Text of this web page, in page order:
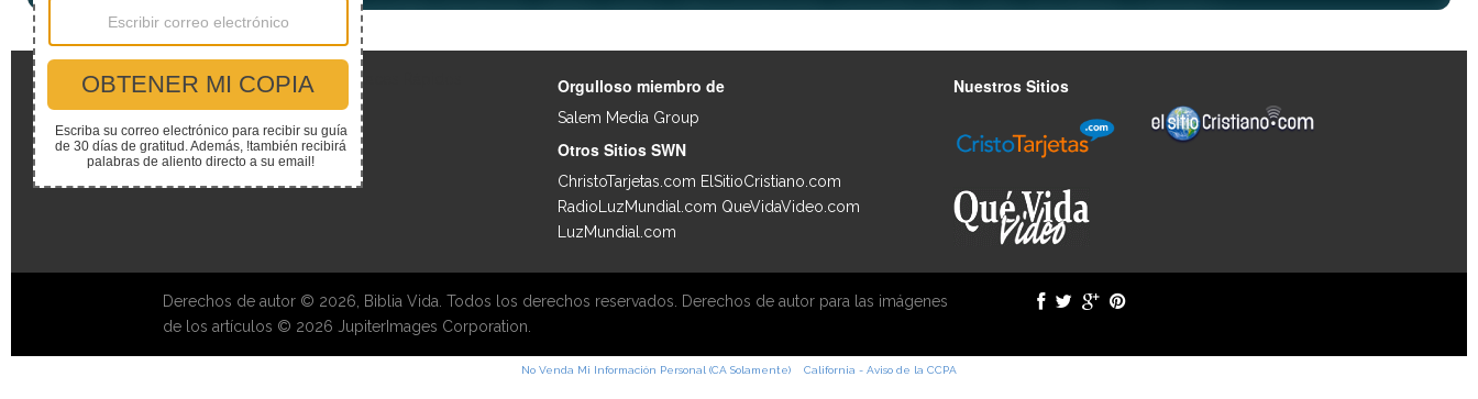
Enlaces Rápidos Orgulloso miembro de
Salem Media Group
Otros Sitios SWN
ChristoTarjetas.com ElSitioCristiano.com
RadioLuzMundial.com QueVidaVideo.com
LuzMundial.com
Nuestros Sitios
Derechos de autor © 2026, Biblia Vida. Todos los derechos reservados. Derechos de autor para las imágenes
de los artículos © 2026 JupiterImages Corporation.
No Venda Mi Información Personal (CA Solamente) California - Aviso de la CCPA